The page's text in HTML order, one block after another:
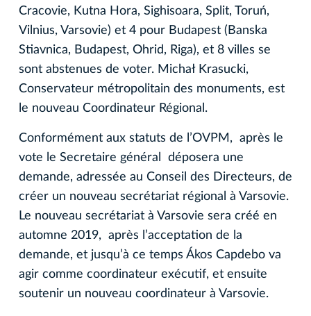
Cracovie, Kutna Hora, Sighisoara, Split, Toruń,
Vilnius, Varsovie) et 4 pour Budapest (Banska
Stiavnica, Budapest, Ohrid, Riga), et 8 villes se
sont abstenues de voter. Michał Krasucki,
Conservateur métropolitain des monuments, est
le nouveau Coordinateur Régional.
Conformément aux statuts de l’OVPM, après le
vote le Secretaire général déposera une
demande, adressée au Conseil des Directeurs, de
créer un nouveau secrétariat régional à Varsovie.
Le nouveau secrétariat à Varsovie sera créé en
automne 2019, après l’acceptation de la
demande, et jusqu’à ce temps Ákos Capdebo va
agir comme coordinateur exécutif, et ensuite
soutenir un nouveau coordinateur à Varsovie.